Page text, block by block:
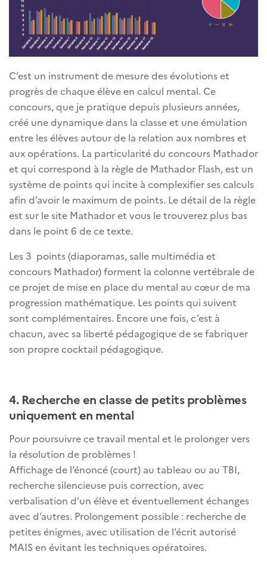
C’est un instrument de mesure des évolutions et
progrès de chaque élève en calcul mental. Ce
concours, que je pratique depuis plusieurs années,
créé une dynamique dans la classe et une émulation
entre les élèves autour de la relation aux nombres et
aux opérations. La particularité du concours Mathador
et qui correspond à la règle de Mathador Flash, est un
système de points qui incite à complexifier ses calculs
afin d’avoir le maximum de points. Le détail de la règle
est sur le site Mathador et vous le trouverez plus bas
dans le point 6 de ce texte.
Les 3 points (diaporamas, salle multimédia et
concours Mathador) forment la colonne vertébrale de
ce projet de mise en place du mental au cœur de ma
progression mathématique. Les points qui suivent
sont complémentaires. Encore une fois, c’est à
chacun, avec sa liberté pédagogique de se fabriquer
son propre cocktail pédagogique.
4. Recherche en classe de petits problèmes
uniquement en mental
Pour poursuivre ce travail mental et le prolonger vers
la résolution de problèmes !
Affichage de l’énoncé (court) au tableau ou au TBI,
recherche silencieuse puis correction, avec
verbalisation d’un élève et éventuellement échanges
avec d’autres. Prolongement possible : recherche de
petites énigmes, avec utilisation de l’écrit autorisé
MAIS en évitant les techniques opératoires.